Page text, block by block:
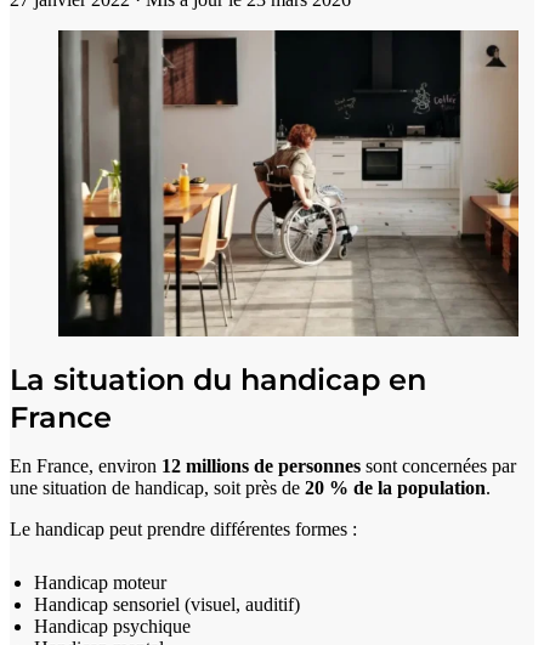
La situation du handicap en
France
En France, environ 12 millions de personnes sont concernées par
une situation de handicap, soit près de 20 % de la population.
Le handicap peut prendre différentes formes :
Handicap moteur
Handicap sensoriel (visuel, auditif)
Handicap psychique